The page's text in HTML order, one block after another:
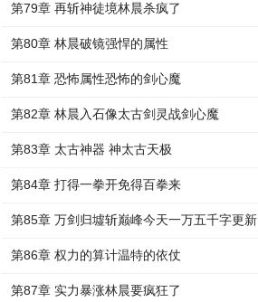
第79章 再斩神徒境林晨杀疯了
第80章 林晨破镜强悍的属性
第81章 恐怖属性恐怖的剑心魔
第82章 林晨入石像太古剑灵战剑心魔
第83章 太古神器 神太古天极
第84章 打得一拳开免得百拳来
第85章 万剑归墟斩巅峰今天一万五千字更新
第86章 权力的算计温特的依仗
第87章 实力暴涨林晨要疯狂了